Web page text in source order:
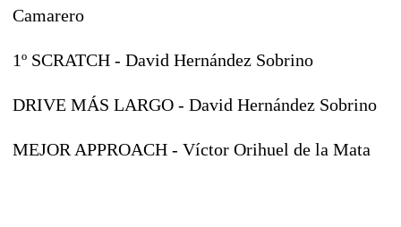
Camarero
1º SCRATCH - David Hernández Sobrino
DRIVE MÁS LARGO - David Hernández Sobrino
MEJOR APPROACH - Víctor Orihuel de la Mata